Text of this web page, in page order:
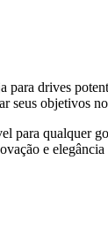
drives
seus objetivos
qualquer
e